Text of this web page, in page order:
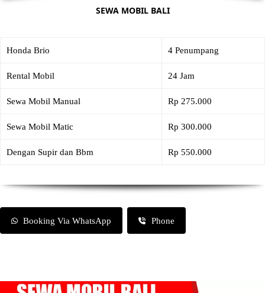
SEWA MOBIL BALI
Honda Brio 4 Penumpang
Rental Mobil 24 Jam
Sewa Mobil Manual Rp 275.000
Sewa Mobil Matic Rp 300.000
Dengan Supir dan Bbm Rp 550.000
Booking Via WhatsApp Phone